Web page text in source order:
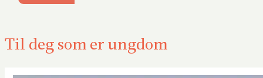
Til deg som er ungdom